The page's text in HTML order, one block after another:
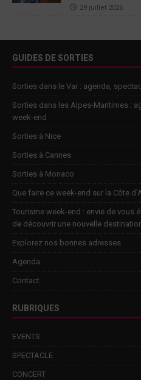
29 juillet 2026
GUIDES DE SORTIES
Sorties dans le Var : agenda,
Sorties dans les Alpes-Maritimes :
week-end
Sorties à Nice
Sorties à Cannes
Sorties à Monaco
Que faire ce week-end sur la Côte
Tourisme week-end : envie de vous
de découvrir une nouvelle
Explorez nos bonnes adresses
Agenda
Contact
RUBRIQUES
EVENTS
SPECTACLE
CONCERT